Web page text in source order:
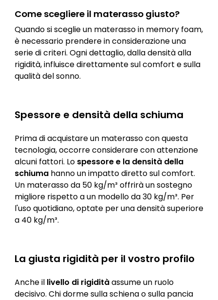
Come scegliere il materasso giusto?
Quando si sceglie un materasso in memory foam,
è necessario prendere in considerazione una
serie di criteri. Ogni dettaglio, dalla densità alla
rigidità, influisce direttamente sul comfort e sulla
qualità del sonno.
Spessore e densità della schiuma
Prima di acquistare un materasso con questa
tecnologia, occorre considerare con attenzione
alcuni fattori. Lo spessore e la densità della
schiuma hanno un impatto diretto sul comfort.
Un materasso da 50 kg/m³ offrirà un sostegno
migliore rispetto a un modello da 30 kg/m³. Per
l'uso quotidiano, optate per una densità superiore
a 40 kg/m³.
La giusta rigidità per il vostro profilo
Anche il livello di rigiditàassume un ruolo
decisivo. Chi dorme sulla schiena o sulla pancia